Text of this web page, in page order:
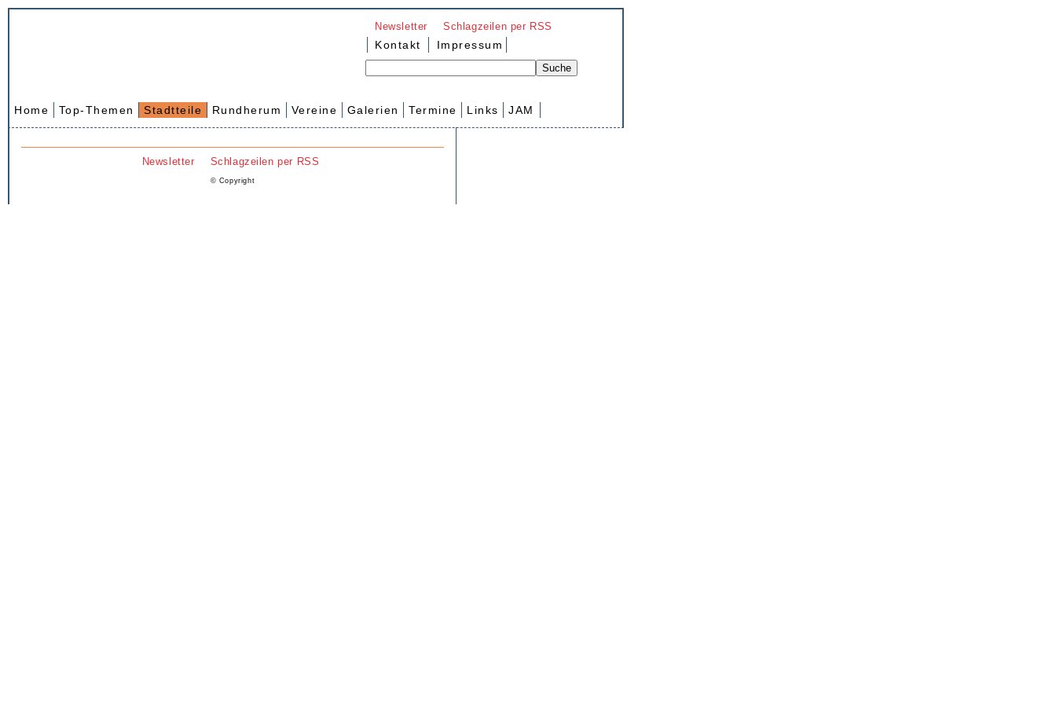
Newsletter Schlagzeilen per RSS
Kontakt Impressum
Home Top-Themen Stadtteile Rundherum Vereine Galerien Termine Links JAM
Newsletter Schlagzeilen per RSS
© Copyright